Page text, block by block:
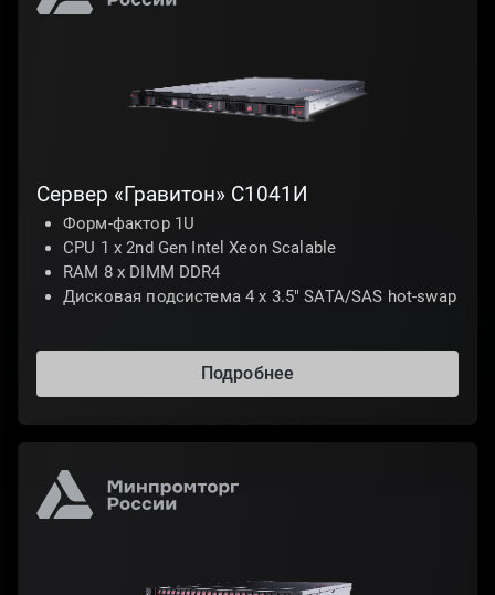
Сервер «Гравитон» С1041И
Форм-фактор 1U
CPU 1 х 2nd Gen Intel Xeon Scalable
RAM 8 x DIMM DDR4
Дисковая подсистема 4 х 3.5" SATA/SAS hot-swap
Подробнее